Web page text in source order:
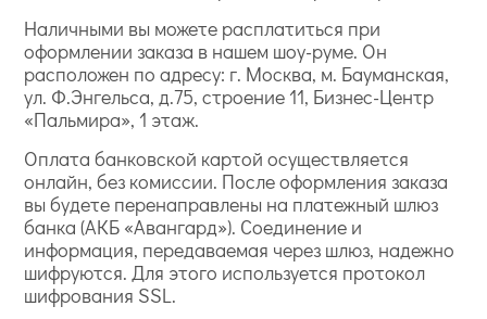
Наличными вы можете расплатиться при
оформлении заказа в нашем шоу-руме. Он
расположен по адресу: г. Москва, м. Бауманская,
ул. Ф.Энгельса, д.75, строение 11, Бизнес-Центр
«Пальмира», 1 этаж.
Оплата банковской картой осуществляется
онлайн, без комиссии. После оформления заказа
вы будете перенаправлены на платежный шлюз
банка (АКБ «Авангард»). Соединение и
информация, передаваемая через шлюз, надежно
шифруются. Для этого используется протокол
шифрования SSL.